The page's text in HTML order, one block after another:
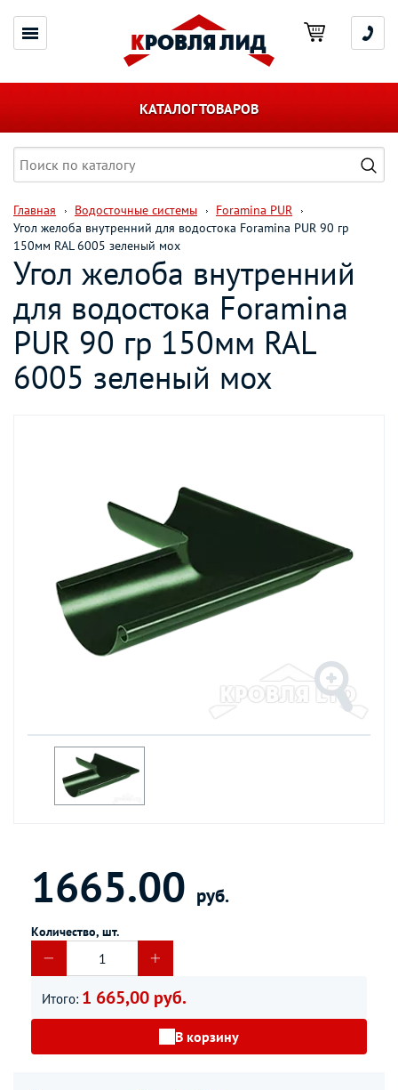
КАТАЛОГ ТОВАРОВ
Главная Водосточные системы
Foramina PUR
Угол желоба внутренний для водостока Foramina PUR 90 гр
150мм RAL 6005 зеленый мох
Угол желоба внутренний
для водостока Foramina
PUR 90 гр 150мм RAL
6005 зеленый мох
1665.00 руб.
Количество, шт.
Итого: 1 665,00 руб.
В корзину